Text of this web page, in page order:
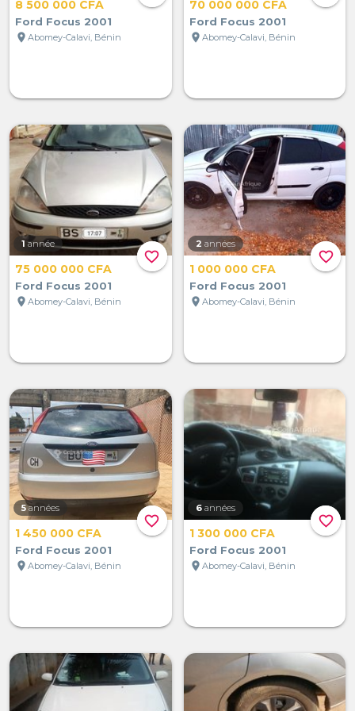
8 500 000 CFA
Ford Focus 2001
location_on Abomey-Calavi, Bénin
70 000 000 CFA
Ford Focus 2001
location_on Abomey-Calavi, Bénin
favorite_border
1 année
75 000 000 CFA
Ford Focus 2001
location_on Abomey-Calavi, Bénin
favorite_border
2 années
1 000 000 CFA
Ford Focus 2001
location_on Abomey-Calavi, Bénin
favorite_border
5 années
1 450 000 CFA
Ford Focus 2001
location_on Abomey-Calavi, Bénin
favorite_border
6 années
1 300 000 CFA
Ford Focus 2001
location_on Abomey-Calavi, Bénin